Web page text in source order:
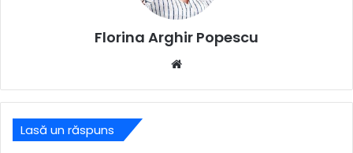
Florina Arghir Popescu
Lasă un răspuns